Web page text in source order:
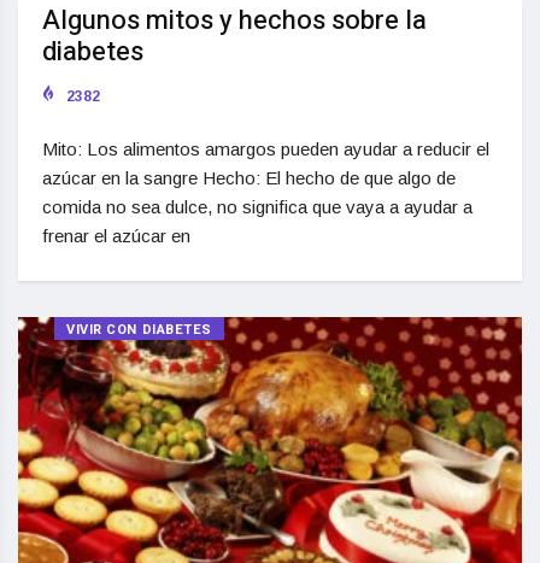
Algunos mitos y hechos sobre la
diabetes
2382
Mito: Los alimentos amargos pueden ayudar a reducir el
azúcar en la sangre Hecho: El hecho de que algo de
comida no sea dulce, no significa que vaya a ayudar a
frenar el azúcar en
VIVIR CON DIABETES